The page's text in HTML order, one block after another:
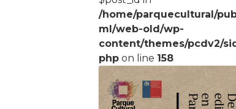
/home/parquecultural/
ml/web-old/wp-
content/themes/pcdv2/
php on line 158